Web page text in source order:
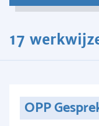
17
OPP